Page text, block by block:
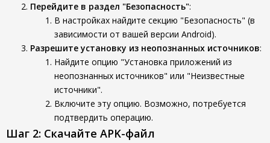
Перейдите в раздел "Безопасность":
В настройках найдите секцию "Безопасность" (в
зависимости от вашей версии Android).
Разрешите установку из неопознанных источников:
Найдите опцию "Установка приложений из
неопознанных источников" или "Неизвестные
источники".
Включите эту опцию. Возможно, потребуется
подтвердить операцию.
Шаг 2: Скачайте APK-файл